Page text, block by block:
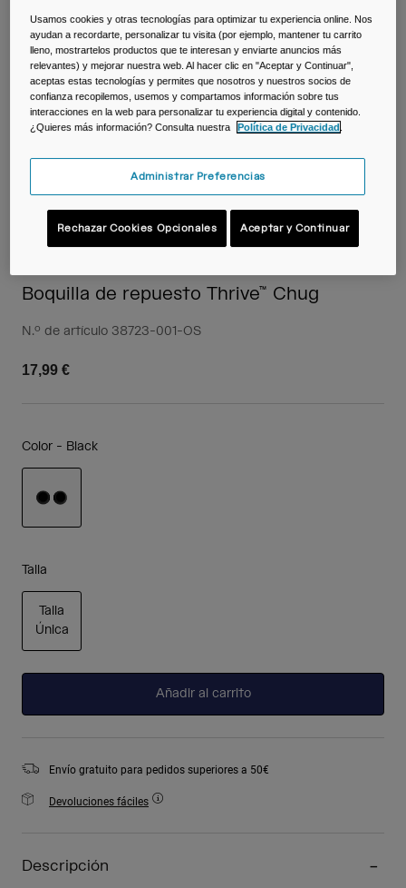
Tazas y Vasos
Riñoneras
Bolsas Bici
Bolsas Hidratación
Ver todo
Boquilla de repuesto Thrive™ Chug
N.º de artículo 38723-001-OS
17,99 €
Color - Black
Talla
Talla
Única
Añadir al carrito
Envío gratuito para pedidos superiores a 50€
Devoluciones fáciles
Descripción
Usamos cookies y otras tecnologías para optimizar tu experiencia online. Nos
ayudan a recordarte, personalizar tu visita (por ejemplo, mantener tu carrito
lleno, mostrartelos productos que te interesan y enviarte anuncios más
relevantes) y mejorar nuestra web. Al hacer clic en "Aceptar y Continuar",
aceptas estas tecnologías y permites que nosotros y nuestros socios de
confianza recopilemos, usemos y compartamos información sobre tus
interacciones en la web para personalizar tu experiencia digital y contenido.
¿Quieres más información? Consulta nuestra
Política de Privacidad
Administrar Preferencias
Rechazar Cookies Opcionales Aceptar y Continuar